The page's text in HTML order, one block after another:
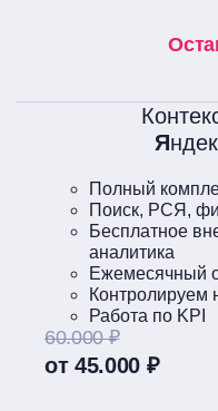
Я
Полный
Поиск, РСЯ,
Бесплатное
аналитика
Ежемесячный
Контролируем
Работа по KPI
60.000 ₽
от 45.000 ₽